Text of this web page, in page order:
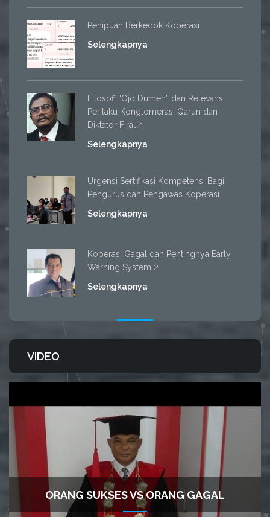
Penipuan Berkedok Koperasi
Selengkapnya
Filosofi “Ojo Dumeh” dan Relevansi
Perilaku Konglomerasi Qarun dan
Diktator Firaun
Selengkapnya
Urgensi Sertifikasi Kompetensi Bagi
Pengurus dan Pengawas Koperasi
Selengkapnya
Koperasi Gagal dan Pentingnya Early
Warning System 2
Selengkapnya
VIDEO
ORANG SUKSES VS ORANG GAGAL